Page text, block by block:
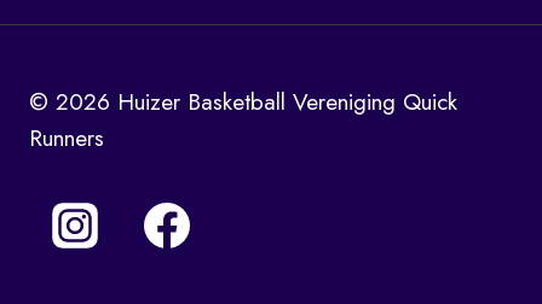
© 2026 Huizer Basketball Vereniging Quick
Runners